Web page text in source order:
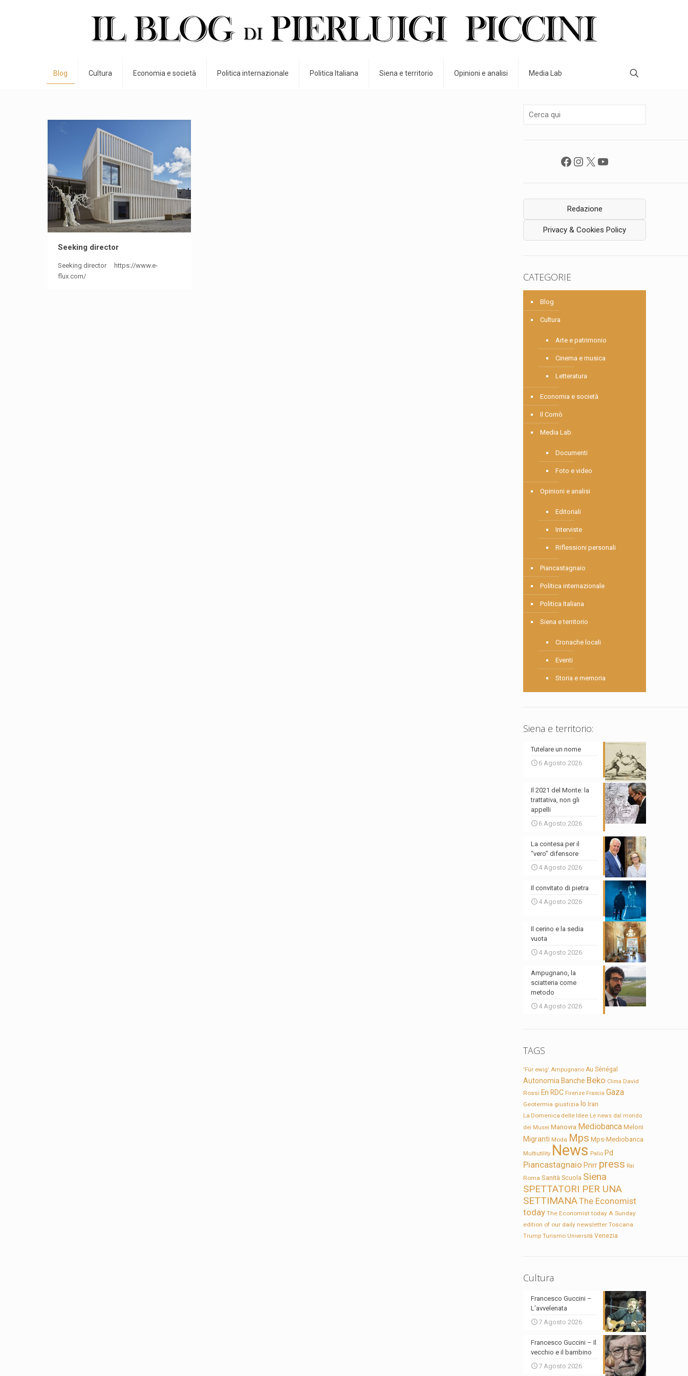
Blog Cultura Economia e società Politica internazionale Politica Italiana Siena e territorio Opinioni e analisi Media Lab
Seeking director
Seeking director https://www.e-
flux.com/
Facebook
Instagram
X YouTube
Redazione
Privacy & Cookies Policy
CATEGORIE
Blog
Cultura
Arte e patrimonio
Cinema e musica
Letteratura
Economia e società
Il Comò
Media Lab
Documenti
Foto e video
Opinioni e analisi
Editoriali
Interviste
Riflessioni personali
Piancastagnaio
Politica internazionale
Politica Italiana
Siena e territorio
Cronache locali
Eventi
Storia e memoria
Siena e territorio:
Tutelare un nome
6 Agosto 2026
Il 2021 del Monte: la
trattativa, non gli
appelli
6 Agosto 2026
La contesa per il
“vero” difensore
4 Agosto 2026
Il convitato di pietra
4 Agosto 2026
Il cerino e la sedia
vuota
4 Agosto 2026
Ampugnano, la
sciatteria come
metodo
4 Agosto 2026
TAGS
'Für ewig' Ampugnano Au Sénégal
Autonomia Banche Beko Clima David
Rossi En RDC Firenze Francia Gaza
Geotermia giustizia Io Iran
La Domenica delle Idee Le news dal mondo
dei Musei Manovra Mediobanca Meloni
Migranti Moda Mps Mps-Mediobanca
Multiutility News Palio Pd
Piancastagnaio Pnrr press Rai
Roma Sanità Scuola Siena
SPETTATORI PER UNA
SETTIMANAThe Economist
today The Economist today A Sunday
edition of our daily newsletter Toscana
Trump Turismo Università Venezia
Cultura
Francesco Guccini –
L’avvelenata
7 Agosto 2026
Francesco Guccini – Il
vecchio e il bambino
7 Agosto 2026